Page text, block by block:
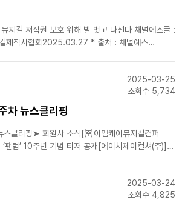
지컬 저작권 보호 위해 발 벗고 나선다 채널에스글 :
제작사협회2025.03.27 * 출처 : 채널예스
2025-03-25
조회수 5,734
뉴스클리핑
클리핑➤ 회원사 소식[㈜이엠케이뮤지컬컴퍼
팬텀’ 10주년 기념 티저 공개[에이치제이컬쳐(주)]음
2025-03-24
조회수 4,825